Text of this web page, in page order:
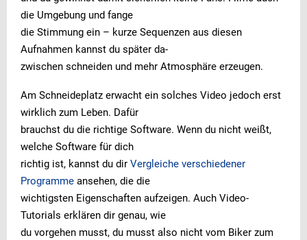
die Umgebung und fange
die Stimmung ein – kurze Sequenzen aus diesen
Aufnahmen kannst du später da-
zwischen schneiden und mehr Atmosphäre erzeugen.
Am Schneideplatz erwacht ein solches Video jedoch erst
wirklich zum Leben. Dafür
brauchst du die richtige Software. Wenn du nicht weißt,
welche Software für dich
richtig ist, kannst du dir Vergleiche verschiedener
Programme ansehen, die die
wichtigsten Eigenschaften aufzeigen. Auch Video-
Tutorials erklären dir genau, wie
du vorgehen musst, du musst also nicht vom Biker zum